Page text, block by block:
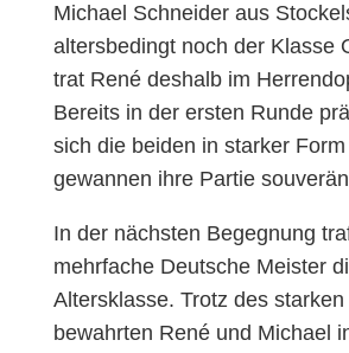
Michael Schneider aus
altersbedingt noch der Klasse
trat René deshalb im
Bereits in der ersten Runde
sich die beiden in starker Form
gewannen ihre Partie
In der nächsten Begegnung
mehrfache Deutsche Meister
Altersklasse. Trotz des
bewahrten René und Michael